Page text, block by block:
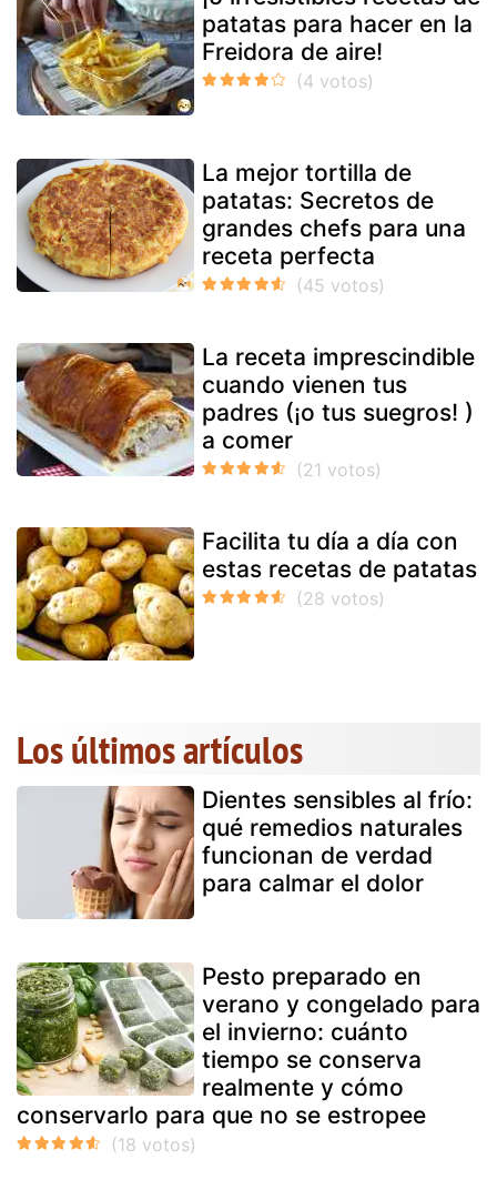
patatas para hacer en la
Freidora de aire!
La mejor tortilla de
patatas: Secretos de
grandes chefs para una
receta perfecta
La receta imprescindible
cuando vienen tus
padres (¡o tus suegros! )
a comer
Facilita tu día a día con
estas recetas de patatas
Los últimos artículos
Dientes sensibles al frío:
qué remedios naturales
funcionan de verdad
para calmar el dolor
Pesto preparado en
verano y congelado para
el invierno: cuánto
tiempo se conserva
realmente y cómo
conservarlo para que no se estropee